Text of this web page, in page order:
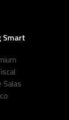
Smart
Salas